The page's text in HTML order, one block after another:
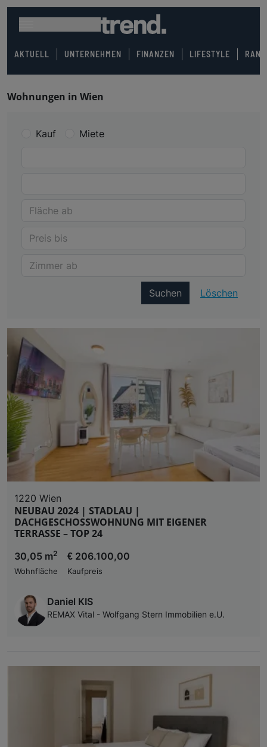
AKTUELL UNTERNEHMEN FINANZEN LIFESTYLE
Wohnungen in Wien
Kauf Miete
Suchen Löschen
1220 Wien
NEUBAU 2024 | STADLAU |
DACHGESCHOSSWOHNUNG MIT EIGENER
TERRASSE – TOP 24
30,05 m2
Wohnfläche
€ 206.100,00
Kaufpreis
Daniel KIS
REMAX Vital - Wolfgang Stern Immobilien e.U.